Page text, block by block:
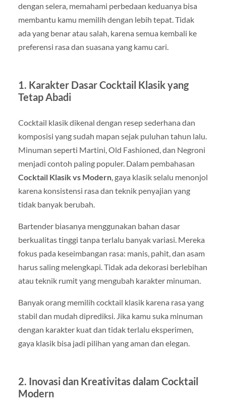
dengan selera, memahami perbedaan keduanya bisa
membantu kamu memilih dengan lebih tepat. Tidak
ada yang benar atau salah, karena semua kembali ke
preferensi rasa dan suasana yang kamu cari.
1. Karakter Dasar Cocktail Klasik yang
Tetap Abadi
Cocktail klasik dikenal dengan resep sederhana dan
komposisi yang sudah mapan sejak puluhan tahun lalu.
Minuman seperti Martini, Old Fashioned, dan Negroni
menjadi contoh paling populer. Dalam pembahasan
Cocktail Klasik vs Modern, gaya klasik selalu menonjol
karena konsistensi rasa dan teknik penyajian yang
tidak banyak berubah.
Bartender biasanya menggunakan bahan dasar
berkualitas tinggi tanpa terlalu banyak variasi. Mereka
fokus pada keseimbangan rasa: manis, pahit, dan asam
harus saling melengkapi. Tidak ada dekorasi berlebihan
atau teknik rumit yang mengubah karakter minuman.
Banyak orang memilih cocktail klasik karena rasa yang
stabil dan mudah diprediksi. Jika kamu suka minuman
dengan karakter kuat dan tidak terlalu eksperimen,
gaya klasik bisa jadi pilihan yang aman dan elegan.
2. Inovasi dan Kreativitas dalam Cocktail
Modern